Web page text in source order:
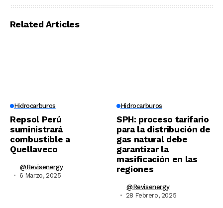
Related Articles
Hidrocarburos
Repsol Perú
suministrará
combustible a
Quellaveco
@revisenergy
6 Marzo, 2025
Hidrocarburos
SPH: proceso tarifario
para la distribución de
gas natural debe
garantizar la
masificación en las
regiones
@revisenergy
28 Febrero, 2025